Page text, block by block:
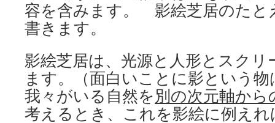
容を含みます。 影絵芝居のたと
書きます。
影絵芝居は、光源と人形とスク
ます。（面白いことに影という
我々がいる自然を 別の次元軸か
考えるとき、これを影絵に例え